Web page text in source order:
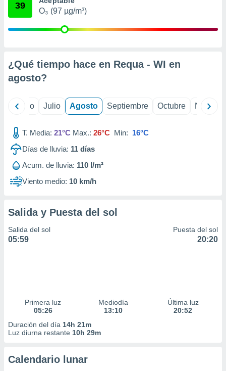
publicidad
1199
39
O₃ (97 µg/m³)
¿Qué tiempo hace en Requa - WI en
agosto?
Junio Julio Agosto Septiembre Octubre
T. Media: 21°C Max.: 26°C Min: 16°C
Días de lluvia: 11 días
Acum. de lluvia: 110 l/m²
Viento medio: 10 km/h
Salida y Puesta del sol
Salida del sol
05:59
Puesta del sol
20:20
Primera luz
05:26
Mediodía
13:10
Última luz
20:52
Duración del día 14h 21m
Luz diurna restante 10h 29m
Calendario lunar